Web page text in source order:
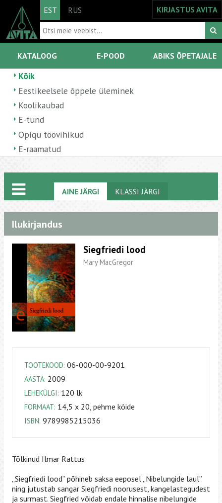
EST RUS KIRJASTUS AVITA
KATALOOG E-POOD ABIKS ÕPETAJALE
Kõik
Eestikeelsele õppele üleminek
Koolikaubad
E-tund
Opiqu töövihikud
E-raamatud
AINE JÄRGI KLASSI JÄRGI
Ilukirjandus
Siegfriedi lood
Mary MacGregor
TOOTEKOOD: 06-000-00-9201
AASTA: 2009
LEHEKÜLGI: 120 lk
FORMAAT: 14,5 x 20, pehme köide
ISBN: 9789985215036
Tõlkinud Ilmar Rattus
„Siegfriedi lood” põhineb saksa eeposel „Nibelungide laul”
ning jutustab sangar Siegfriedi noorusest, kangelastegudest
ja surmast. Siegfried võidab endale hinnalise nibelungide